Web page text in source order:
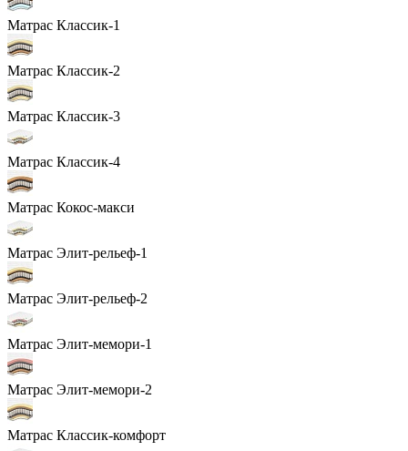
Матрас Классик-1
Матрас Классик-2
Матрас Классик-3
Матрас Классик-4
Матрас Кокос-макси
Матрас Элит-рельеф-1
Матрас Элит-рельеф-2
Матрас Элит-мемори-1
Матрас Элит-мемори-2
Матрас Классик-комфорт